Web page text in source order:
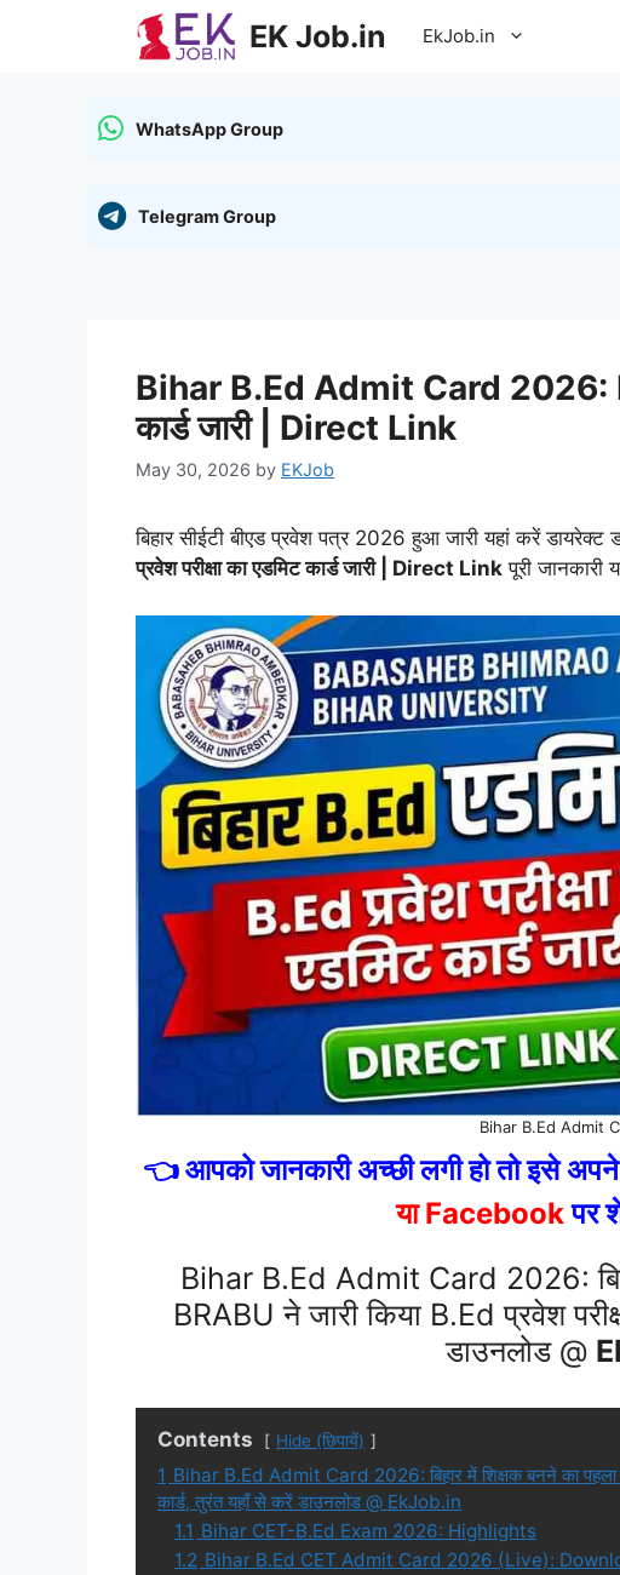
EK Job.in EkJob.in
WhatsApp Group
Telegram Group
Bihar B.Ed Admit Card 2026:
कार्ड जारी | Direct Link
May 30, 2026 by EKJob
बिहार सीईटी बीएड प्रवेश पत्र 2026 हुआ जारी यहां करें डायरेक्ट
प्रवेश परीक्षा का एडमिट कार्ड जारी | Direct Link पूरी जानकारी
Bihar B.Ed Admit
👈 आपको जानकारी अच्छी लगी हो तो इसे अपने
या Facebookपर
Bihar B.Ed Admit Card 2026:
BRABU ने जारी किया B.Ed प्रवेश
डाउनलोड @
Contents Hide (छिपायें)
1 Bihar B.Ed Admit Card 2026: बिहार में शिक्षक बनने का पहला
कार्ड, तुरंत यहाँ से करें डाउनलोड @ EkJob.in
1.1 Bihar CET-B.Ed Exam 2026: Highlights
1.2 Bihar B.Ed CET Admit Card 2026 (Live):